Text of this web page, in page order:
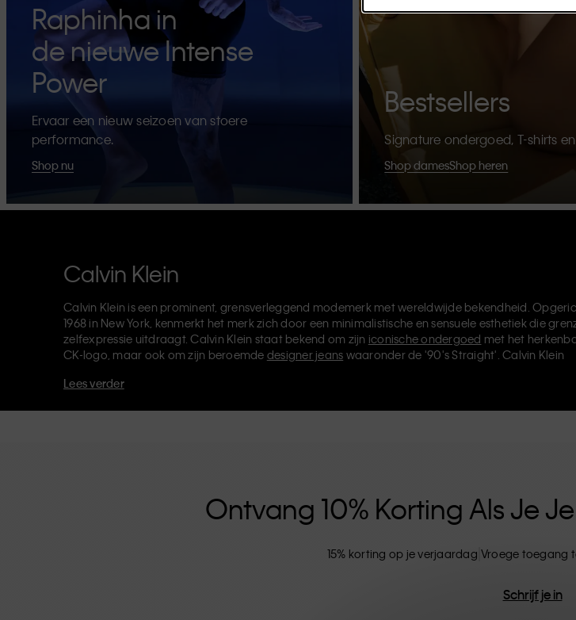
Raphinha in
de nieuwe Intense
Power
Ervaar een nieuw seizoen van stoere
performance.
Shop nu
Bestsellers
Signature ondergoed, T-shirts
Shop damesShop heren
Calvin Klein
Calvin Klein is een prominent, grensverleggend modemerk met wereldwijde bekendheid.
1968 in New York, kenmerkt het merk zich door een minimalistische en sensuele esthetiek die
zelfexpressie uitdraagt. Calvin Klein staat bekend om zijn iconische ondergoed met het
CK-logo, maar ook om zijn beroemde designer jeans waaronder de '90's Straight'. Calvin Klein
van de CK-labels - Calvin Klein, Calvin Klein Jeans, Calvin Klein Underwear,
Lees verder
Ontvang 10% Korting Als Je
15% korting op je verjaardag Vroege toegang
Schrijf je in